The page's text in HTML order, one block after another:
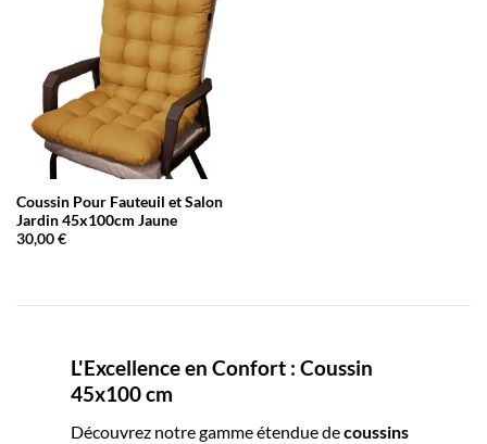
Coussin Pour Fauteuil et Salon
Jardin 45x100cm Jaune
30,00€
L'Excellence en Confort : Coussin
45x100 cm
Découvrez notre gamme étendue decoussins